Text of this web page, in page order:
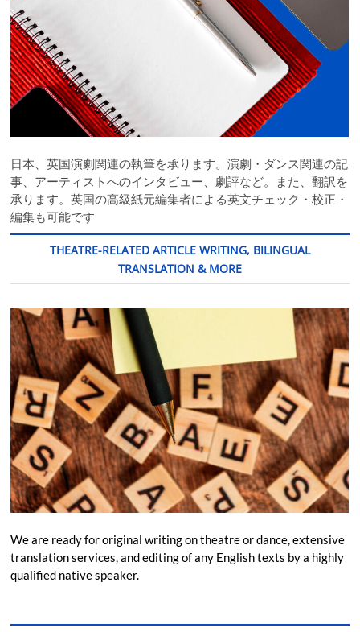
日本、英国演劇関連の執筆を承ります。演劇・ダンス関連の記
事、アーティストへのインタビュー、劇評など。また、翻訳を
承ります。英国の高級紙元編集者による英文チェック・校正・
編集も可能です
THEATRE-RELATED ARTICLE WRITING, BILINGUAL
TRANSLATION & MORE
We are ready for original writing on theatre or dance, extensive
translation services, and editing of any English texts by a highly
qualified native speaker.